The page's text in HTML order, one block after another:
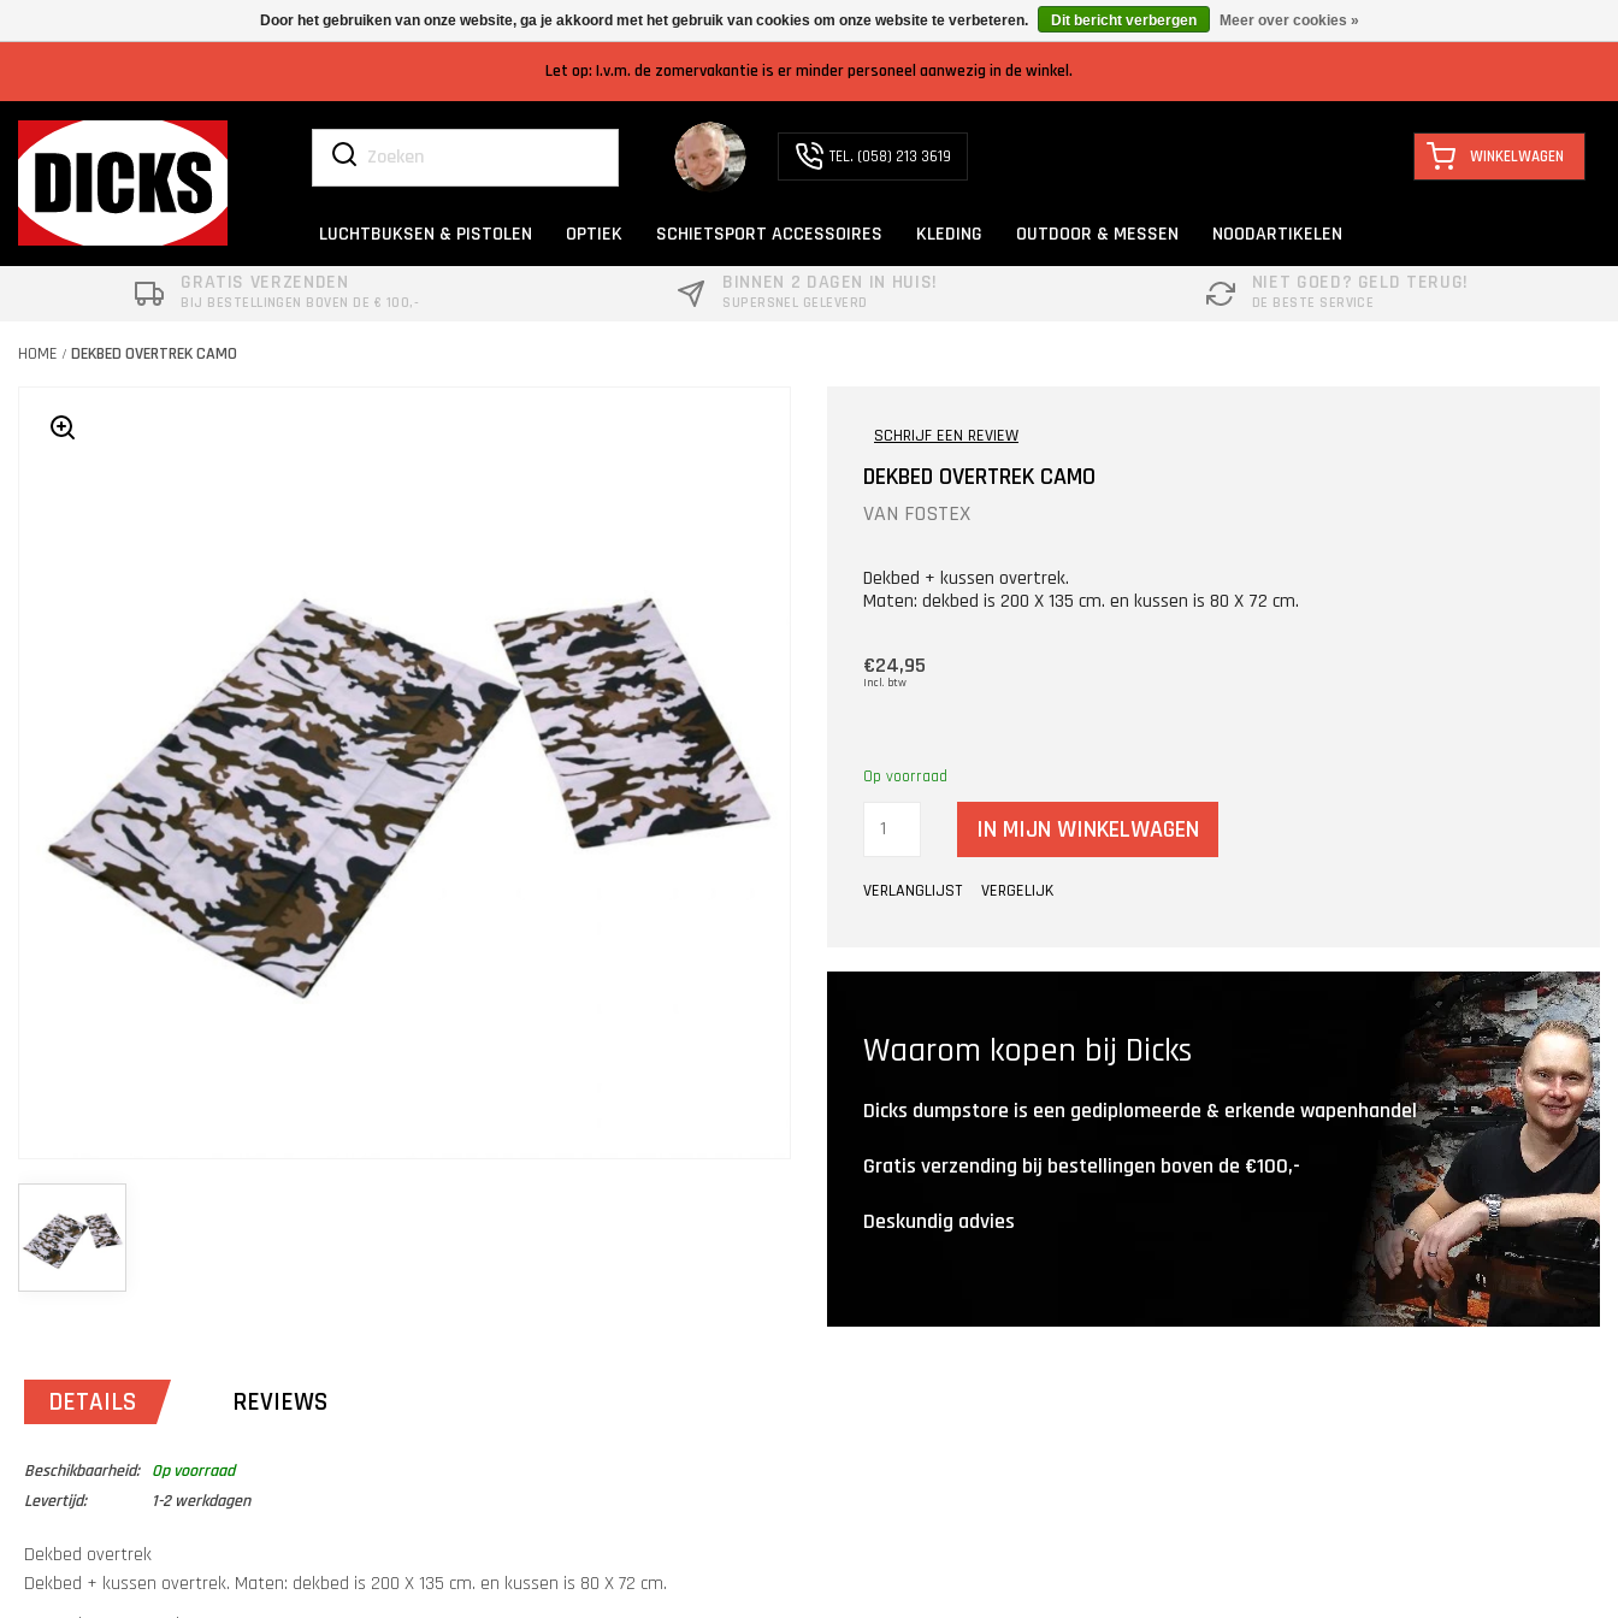
Let op: I.v.m. de zomervakantie is er minder personeel aanwezig in de winkel.
TEL. (058) 213 3619 WINKELWAGEN
LUCHTBUKSEN & PISTOLEN OPTIEK SCHIETSPORT ACCESSOIRES KLEDING OUTDOOR & MESSEN
NOODARTIKELEN
GRATIS VERZENDEN
BIJ BESTELLINGEN BOVEN DE € 100,-
BINNEN 2 DAGEN IN HUIS!
SUPERSNEL GELEVERD
NIET GOED? GELD TERUG!
DE BESTE SERVICE
HOME / DEKBED OVERTREK CAMO
DETAILS REVIEWS
Beschikbaarheid:
Op voorraad
Levertijd:
1-2 werkdagen
Dekbed overtrek
Dekbed + kussen overtrek. Maten: dekbed is 200 X 135 cm. en kussen is 80 X 72 cm.
SCHRIJF EEN REVIEW
DEKBED OVERTREK CAMO
VAN FOSTEX
Dekbed + kussen overtrek.
Maten: dekbed is 200 X 135 cm. en kussen is 80 X 72 cm.
€24,95
Incl. btw
Op voorraad
IN MIJN WINKELWAGEN
VERLANGLIJST VERGELIJK
Waarom kopen bij Dicks
Dicks dumpstore is een gediplomeerde & erkende wapenhandel
Gratis verzending bij bestellingen boven de €100,-
Deskundig advies
Door het gebruiken van onze website, ga je akkoord met het gebruik van cookies om onze website te verbeteren. Dit bericht verbergen Meer over cookies »